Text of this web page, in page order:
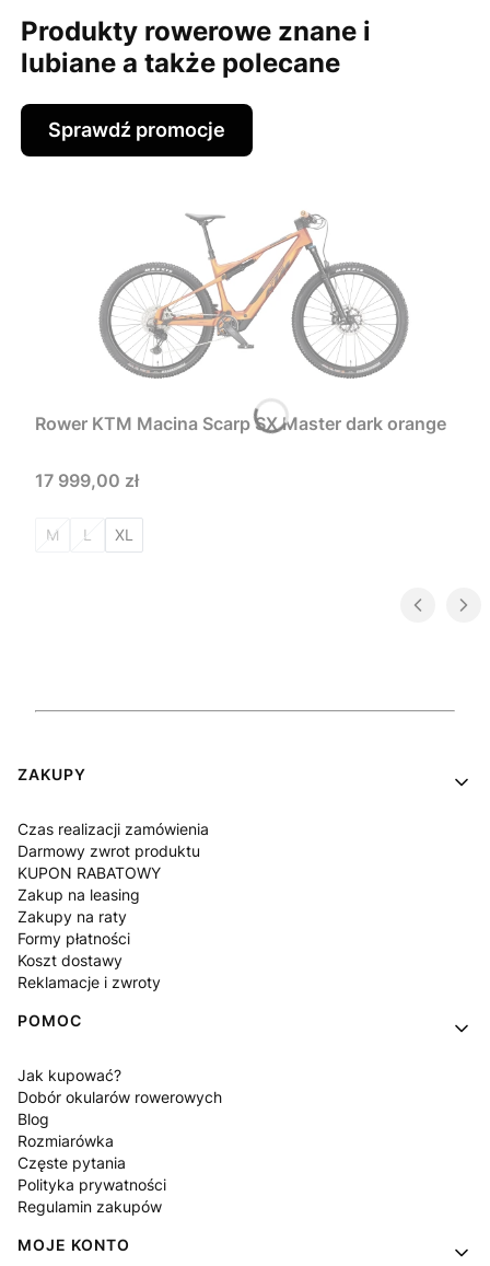
Produkty rowerowe znane i
lubiane a także polecane
Sprawdź promocje
Rower KTM Macina Scarp SX Master dark orange
Cena
17 999,00 zł
M L XL
Linki w stopce
ZAKUPY
Czas realizacji zamówienia
Darmowy zwrot produktu
KUPON RABATOWY
Zakup na leasing
Zakupy na raty
Formy płatności
Koszt dostawy
Reklamacje i zwroty
POMOC
Jak kupować?
Dobór okularów rowerowych
Blog
Rozmiarówka
Częste pytania
Polityka prywatności
Regulamin zakupów
MOJE KONTO